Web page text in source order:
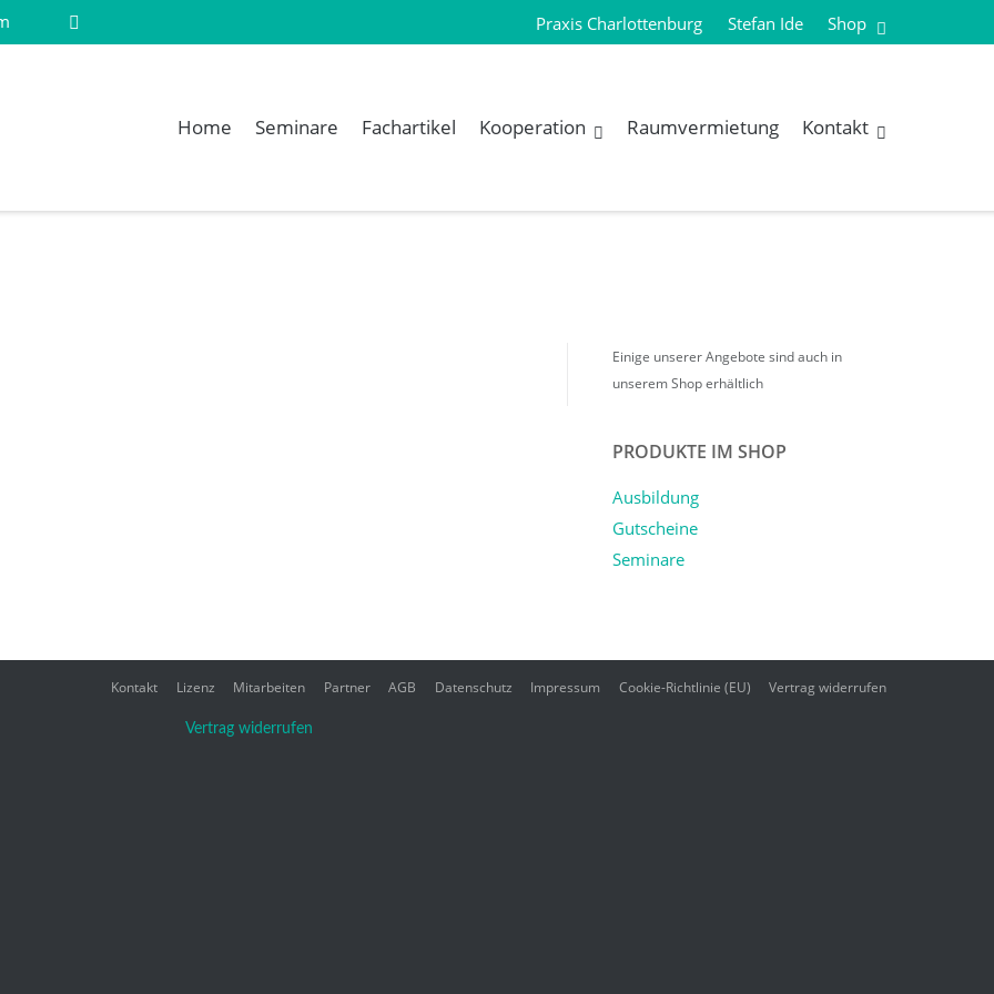
Praxis Charlottenburg Stefan Ide Shop
Home Seminare Fachartikel Kooperation Raumvermietung Kontakt
Einige unserer Angebote sind auch in
unserem Shop erhältlich
PRODUKTE IM SHOP
Ausbildung
Gutscheine
Seminare
Kontakt Lizenz Mitarbeiten Partner AGB Datenschutz Impressum Cookie-Richtlinie (EU) Vertrag widerrufen
Vertrag widerrufen